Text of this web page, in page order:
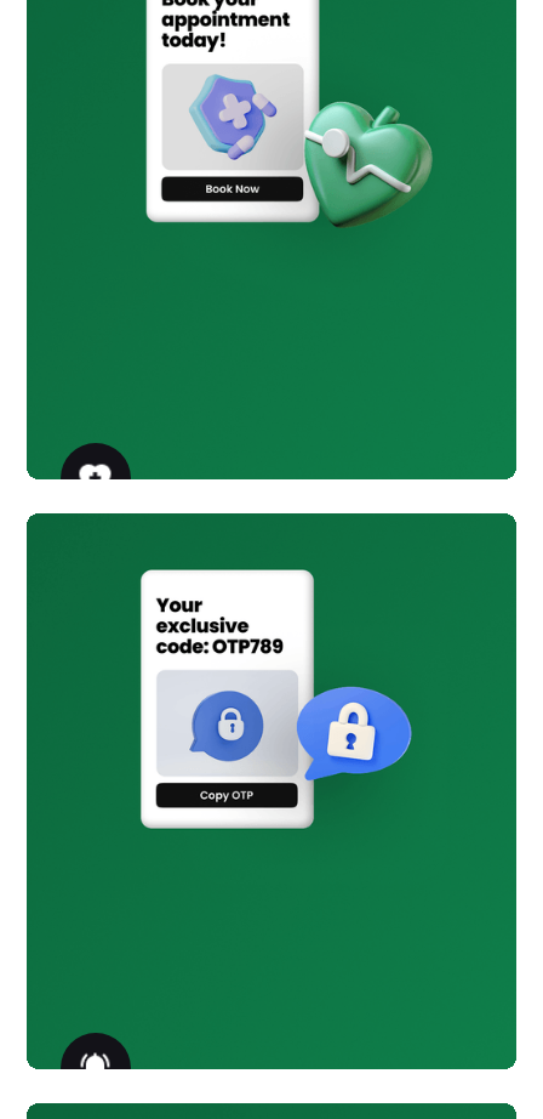
تحديثات فورية وتذكيرات ودعم عبر
تذكيرات بالمواعيد ونتائج المختبر
والحملات عبر الرسائل